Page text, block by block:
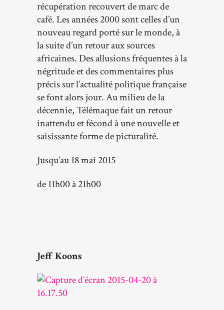
récupération recouvert de marc de
café. Les années 2000 sont celles d’un
nouveau regard porté sur le monde, à
la suite d’un retour aux sources
africaines. Des allusions fréquentes à la
négritude et des commentaires plus
précis sur l’actualité politique française
se font alors jour. Au milieu de la
décennie, Télémaque fait un retour
inattendu et fécond à une nouvelle et
saisissante forme de picturalité.
Jusqu’au 18 mai 2015
de 11h00 à 21h00
Jeff Koons